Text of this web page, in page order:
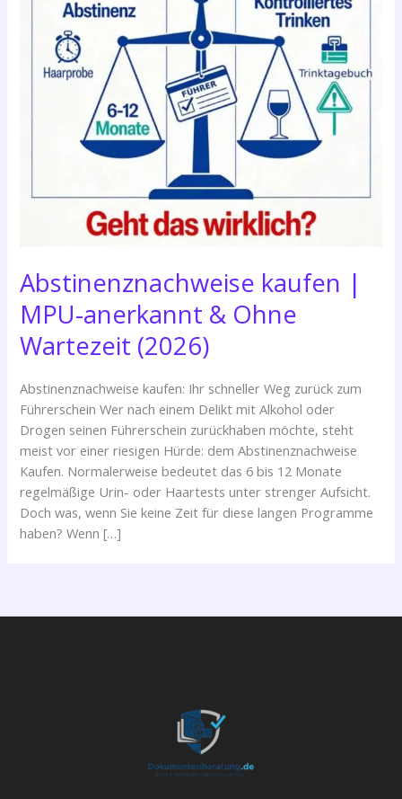
Abstinenznachweise kaufen |
MPU-anerkannt & Ohne
Wartezeit (2026)
Abstinenznachweise kaufen: Ihr schneller Weg zurück zum
Führerschein Wer nach einem Delikt mit Alkohol oder
Drogen seinen Führerschein zurückhaben möchte, steht
meist vor einer riesigen Hürde: dem Abstinenznachweise
Kaufen. Normalerweise bedeutet das 6 bis 12 Monate
regelmäßige Urin- oder Haartests unter strenger Aufsicht.
Doch was, wenn Sie keine Zeit für diese langen Programme
haben? Wenn […]